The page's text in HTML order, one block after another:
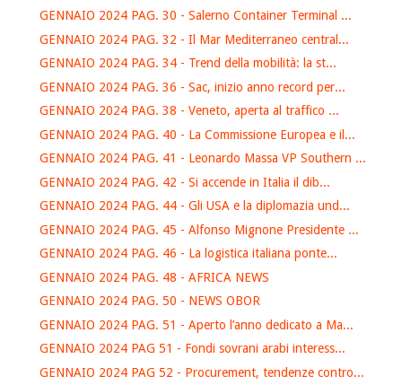
GENNAIO 2024 PAG. 30 - Salerno Container Terminal ...
GENNAIO 2024 PAG. 32 - Il Mar Mediterraneo central...
GENNAIO 2024 PAG. 34 - Trend della mobilità: la st...
GENNAIO 2024 PAG. 36 - Sac, inizio anno record per...
GENNAIO 2024 PAG. 38 - Veneto, aperta al traffico ...
GENNAIO 2024 PAG. 40 - La Commissione Europea e il...
GENNAIO 2024 PAG. 41 - Leonardo Massa VP Southern ...
GENNAIO 2024 PAG. 42 - Si accende in Italia il dib...
GENNAIO 2024 PAG. 44 - Gli USA e la diplomazia und...
GENNAIO 2024 PAG. 45 - Alfonso Mignone Presidente ...
GENNAIO 2024 PAG. 46 - La logistica italiana ponte...
GENNAIO 2024 PAG. 48 - AFRICA NEWS
GENNAIO 2024 PAG. 50 - NEWS OBOR
GENNAIO 2024 PAG. 51 - Aperto l’anno dedicato a Ma...
GENNAIO 2024 PAG 51 - Fondi sovrani arabi interess...
GENNAIO 2024 PAG 52 - Procurement, tendenze contro...